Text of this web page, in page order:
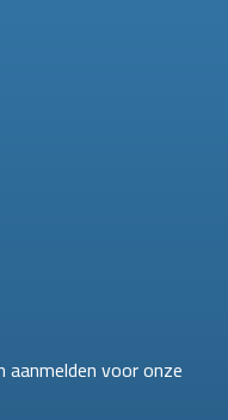
aanmelden voor onze